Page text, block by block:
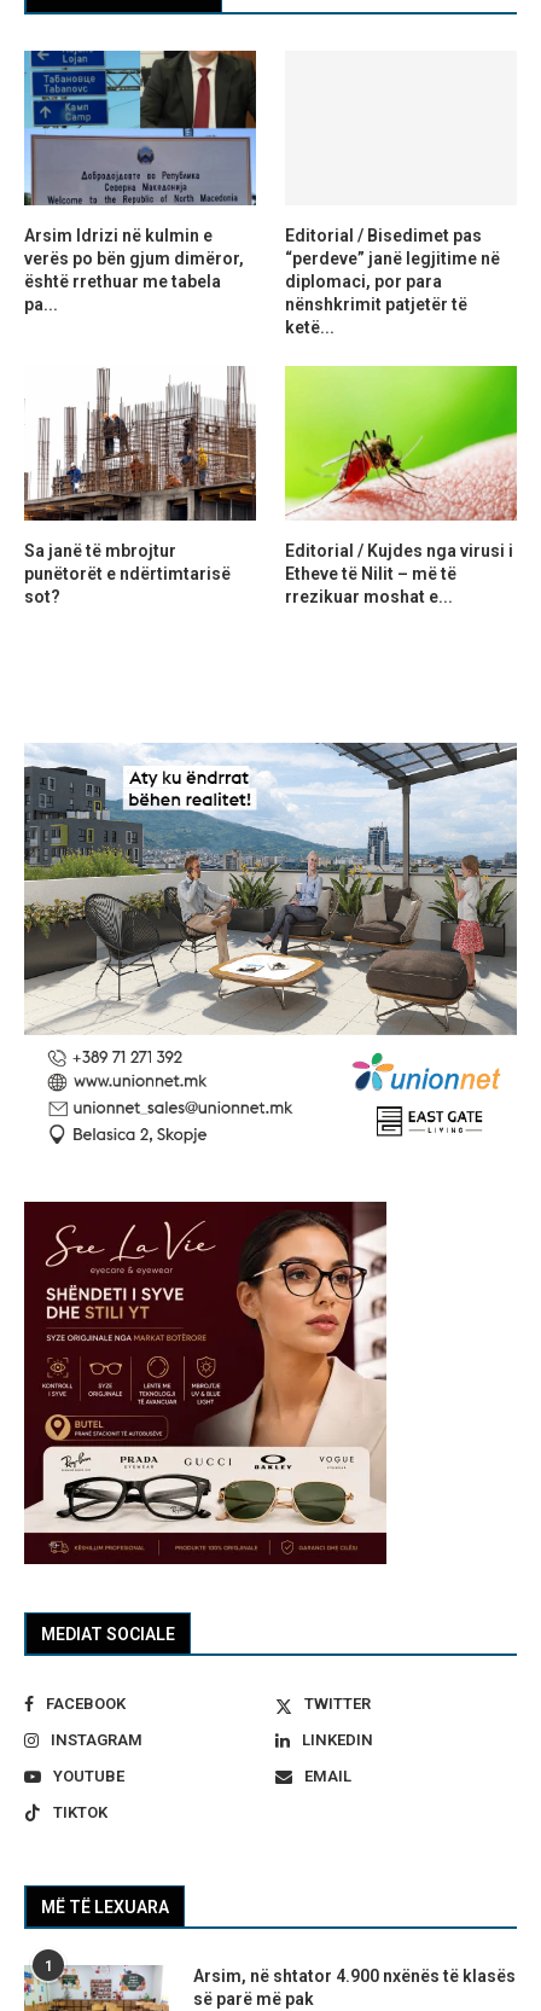
MEDIAT SOCIALE
FACEBOOK
TWITTER
INSTAGRAM
LINKEDIN
YOUTUBE
EMAIL
TIKTOK
MË TË LEXUARA
1
Arsim, në shtator 4.900 nxënës të klasës
së parë më pak
Arsim Idrizi në kulmin e
verës po bën gjum dimëror,
është rrethuar me tabela
pa...
Editorial / Bisedimet pas
“perdeve” janë legjitime në
diplomaci, por para
nënshkrimit patjetër të
ketë...
Sa janë të mbrojtur
punëtorët e ndërtimtarisë
sot?
Editorial / Kujdes nga virusi i
Etheve të Nilit – më të
rrezikuar moshat e...